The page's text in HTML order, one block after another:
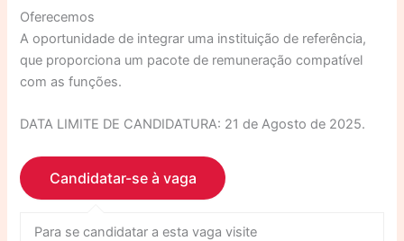
Oferecemos
A oportunidade de integrar uma instituição de referência,
que proporciona um pacote de remuneração compatível
com as funções.
DATA LIMITE DE CANDIDATURA: 21 de Agosto de 2025.
Para se candidatar a esta vaga visite